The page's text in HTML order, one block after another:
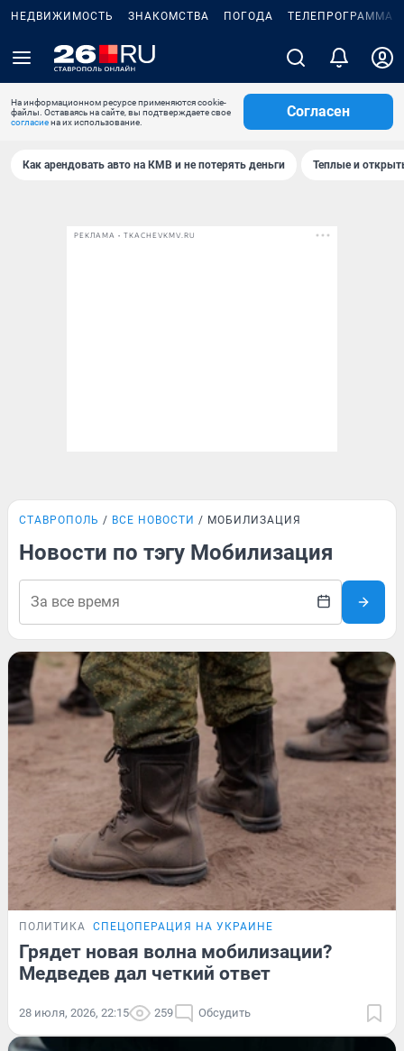
НЕДВИЖИМОСТЬ ЗНАКОМСТВА ПОГОДА ТЕЛЕПРОГРАММА
На информационном ресурсе применяются cookie-
файлы. Оставаясь на сайте, вы подтверждаете свое
согласиена их использование.
Согласен
Как арендовать авто на КМВ и не потерять деньги Теплые и
РЕКЛАМА • TKACHEVKMV.RU
СТАВРОПОЛЬ ВСЕ НОВОСТИ МОБИЛИЗАЦИЯ
Новости по тэгу Мобилизация
ПОЛИТИКА СПЕЦОПЕРАЦИЯ НА УКРАИНЕ
Грядет новая волна мобилизации?
Медведев дал четкий ответ
28 июля, 2026, 22:15 259 Обсудить